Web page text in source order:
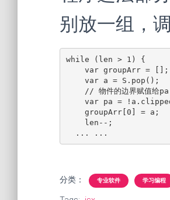
别放一组，
while (len > 1) {
  ... ...
分类： 专业软件 学习编程